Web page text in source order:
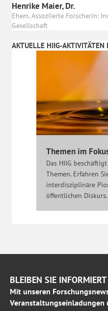
Henrike Maier, Dr.
Ehem. Assoziierte Forscherin:
Gesellschaft
AKTUELLE HIIG-AKTIVITÄTEN
Themen im
Das HIIG
Themen. Erfahren
interdisziplinäre
öffentlichen Diskurs.
BLEIBEN SIE INFORMIERT
Mit unseren
Veranstaltungseinladungen